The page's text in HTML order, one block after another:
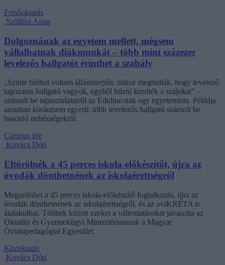
Felsőoktatás
Szöllősi Anna
Dolgoznának az egyetem mellett, mégsem
vállalhatnak diákmunkát – több mint százezer
levelezős hallgatót érinthet a szabály
„Szinte bárhol voltam állásinterjún, mikor megtudták, hogy levelező
tagozatos hallgató vagyok, egyből húzni kezdték a szájukat” –
számolt be tapasztalatairól az Eduline-nak egy egyetemista. Példája
azonban korántsem egyedi: több levelezős hallgató számolt be
hasonló nehézségekről.
Campus life
Kovács Dóri
Eltörölnék a 45 perces iskola-előkészítőt, újra az
óvodák dönthetnének az iskolaérettségről
Megszűnhet a 45 perces iskola-előkészítő foglalkozás, újra az
óvodák dönthetnének az iskolaérettségről, és az oviKRÉTA is
átalakulhat. Többek között ezeket a változtatásokat javasolta az
Oktatási és Gyermekügyi Minisztériumnak a Magyar
Óvodapedagógiai Egyesület.
Közoktatás
Kovács Dóri